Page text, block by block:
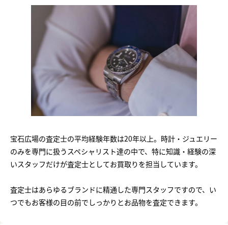
宝石広場の査定士の平均経験年数は20年以上。時計・ジュエリー
のみを専門に扱うスペシャリスト達の中で、特に知識・経験の深
いスタッフだけが査定士としてお買取りを担当しています。
査定士はあらゆるブランドに精通した専門スタッフですので、い
つでもお客様の目の前でしっかりとお品物を査定できます。